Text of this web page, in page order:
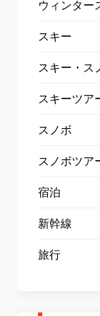
ウィンター
スキー
スキー・ス
スキーツア
スノボ
スノボツア
宿泊
新幹線
旅行